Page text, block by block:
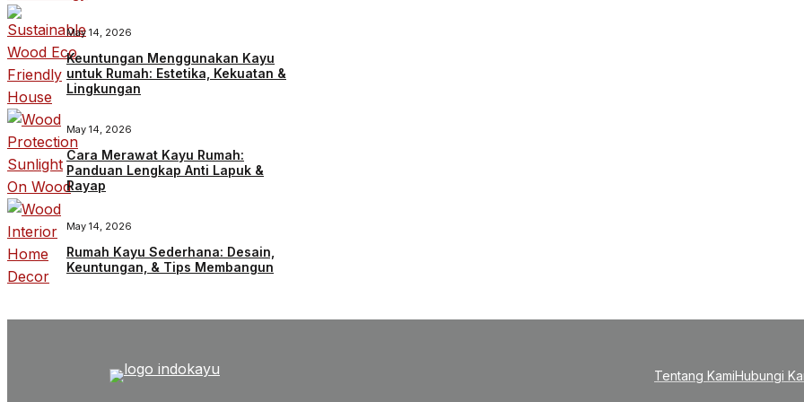
May 14, 2026
Keuntungan Menggunakan Kayu
untuk Rumah: Estetika, Kekuatan &
Lingkungan
May 14, 2026
Cara Merawat Kayu Rumah:
Panduan Lengkap Anti Lapuk &
Rayap
May 14, 2026
Rumah Kayu Sederhana: Desain,
Keuntungan, & Tips Membangun
Tentang KamiHubungi